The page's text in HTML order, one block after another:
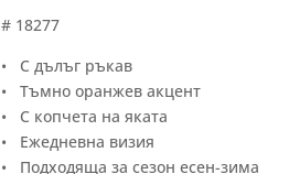
# 18277
• С дълъг ръкав
• Тъмно оранжев акцент
• С копчета на яката
• Ежедневна визия
• Подходяща за сезон есен-зима